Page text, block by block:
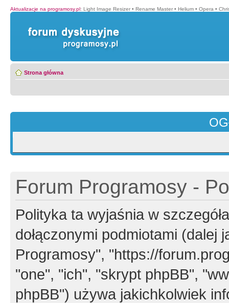
Aktualizacje na programosy.pl: Light Image Resizer • Rename Master • Helium • Opera •
Strona główna
Forum Programosy -
Polityka ta wyjaśnia w
dołączonymi podmiotami (dalej
Programosy", "https://
"one", "ich", "skrypt phpBB",
phpBB") używa jakichkolwiek